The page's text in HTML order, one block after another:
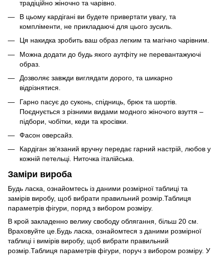
традіційно жіночно та чарівно.
В цьому кардігані ви будете привертати увагу, та
компліменти, не прикладаючі для цього зусиль.
Ця накидка зробить ваш образ легким та магічно чарівним.
Можна додати до будь якого аутфіту не перевантажуючі
образ.
Дозволяє завжди виглядати дорого, та шикарно
відрізнятися.
Гарно пасує до суконь, спідниць, брюк та шортів.
Поєднується з різними видами модного жіночого взуття –
підбори, чобітки, кеди та кросівки.
Фасон оверсайз.
Кардіган зв’язаний вручну передає гарний настрій, любов у
кожній петельці. Ниточка італійська.
Заміри вироба
Будь ласка, ознайомтесь із даними розмірної таблиці та
замірів виробу, щоб вибрати правильний розмір.Таблиця
параметрів фігури, поряд з вибором розміру.
В крой закладенно велику свободу облягання, більш 20 см.
Враховуйте це.Будь ласка, ознайомтеся з даними розмірної
таблиці і вимірів виробу, щоб вибрати правильний
розмір.Таблиця параметрів фігури, поруч з вибором розміру. У